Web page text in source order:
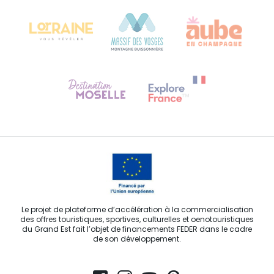
Contactez-nous
Le projet de plateforme d’accélération à la commercialisation
des offres touristiques, sportives, culturelles et oenotouristiques
du Grand Est fait l’objet de financements FEDER dans le cadre
de son développement.